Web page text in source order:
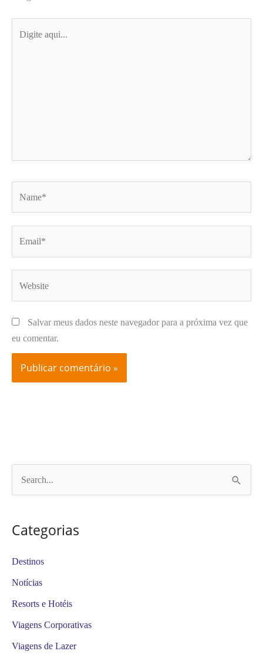
aqui...
Salvar meus dados neste navegador para a próxima vez que
eu comentar.
q
u
i
p
Categorias
Destinos
Notícias
Resorts e Hotéis
Viagens Corporativas
Viagens de Lazer